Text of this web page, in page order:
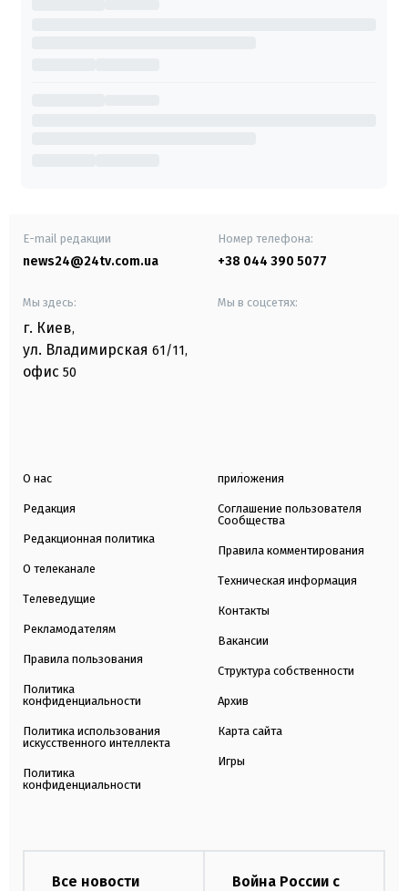
E-mail редакции
news24@24tv.com.ua
Номер телефона:
+38 044 390 5077
Мы здесь:
г. Киев,
ул. Владимирская 61/11,
офис 50
Мы в соцсетях:
О нас
Редакция
Редакционная политика
О телеканале
Телеведущие
Рекламодателям
Правила пользования
Политика
конфиденциальности
Политика использования
искусственного интеллекта
Политика
конфиденциальности
приложения
Соглашение пользователя
Сообщества
Правила комментирования
Техническая информация
Контакты
Вакансии
Структура собственности
Архив
Карта сайта
Игры
Все новости
Война России с